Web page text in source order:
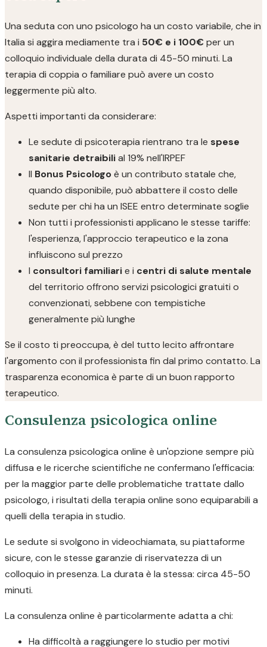
Una seduta con uno psicologo ha un costo variabile, che in
Italia si aggira mediamente tra i 50€ e i 100€ per un
colloquio individuale della durata di 45-50 minuti. La
terapia di coppia o familiare può avere un costo
leggermente più alto.
Aspetti importanti da considerare:
Le sedute di psicoterapia rientrano tra le spese
sanitarie detraibilial 19% nell'IRPEF
Il Bonus Psicologoè un contributo statale che,
quando disponibile, può abbattere il costo delle
sedute per chi ha un ISEE entro determinate soglie
Non tutti i professionisti applicano le stesse tariffe:
l'esperienza, l'approccio terapeutico e la zona
influiscono sul prezzo
I consultori familiarie i centri di salute mentale
del territorio offrono servizi psicologici gratuiti o
convenzionati, sebbene con tempistiche
generalmente più lunghe
Se il costo ti preoccupa, è del tutto lecito affrontare
l'argomento con il professionista fin dal primo contatto. La
trasparenza economica è parte di un buon rapporto
terapeutico.
Consulenza psicologica online
La consulenza psicologica online è un'opzione sempre più
diffusa e le ricerche scientifiche ne confermano l'efficacia:
per la maggior parte delle problematiche trattate dallo
psicologo, i risultati della terapia online sono equiparabili a
quelli della terapia in studio.
Le sedute si svolgono in videochiamata, su piattaforme
sicure, con le stesse garanzie di riservatezza di un
colloquio in presenza. La durata è la stessa: circa 45-50
minuti.
La consulenza online è particolarmente adatta a chi:
Ha difficoltà a raggiungere lo studio per motivi